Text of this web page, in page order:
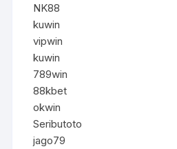
NK88
kuwin
vipwin
kuwin
789win
88kbet
okwin
Seributoto
jago79